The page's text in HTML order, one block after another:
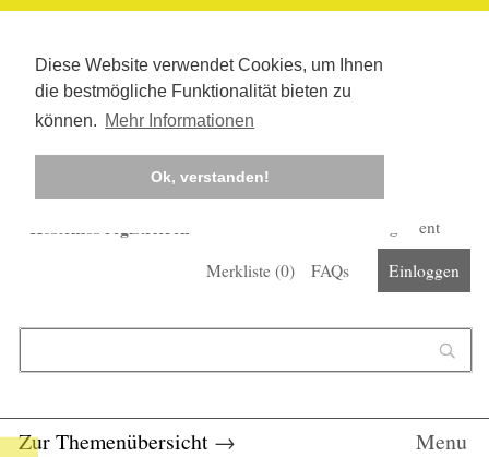
Diese Website verwendet Cookies, um Ihnen
die bestmögliche Funktionalität bieten zu
können. Mehr Informationen
Ok, verstanden!
Kostenlos registrieren
Corona-Management
Merkliste (0) FAQs Einloggen
Zur Themenübersicht → Menu